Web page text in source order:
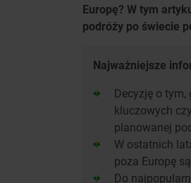
Europę? W tym
podróży po świecie
Najważniejsze
Decyzję o
kluczowych
planowanej
W ostatnich
poza Europę
Do